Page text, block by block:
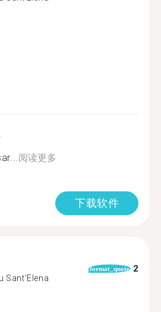
阅读更多
下载软件
Sant'Elena
format_quote 2